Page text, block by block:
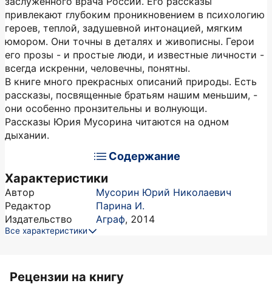
привлекают глубоким проникновением в психологию
героев, теплой, задушевной интонацией, мягким
юмором. Они точны в деталях и живописны. Герои
его прозы - и простые люди, и известные личности -
всегда искренни, человечны, понятны.
В книге много прекрасных описаний природы. Есть
рассказы, посвященные братьям нашим меньшим, -
они особенно пронзительны и волнующи.
Рассказы Юрия Мусорина читаются на одном
дыхании.
Содержание
Характеристики
Автор
Мусорин Юрий Николаевич
Редактор
Парина И.
Издательство
Аграф, 2014
Все характеристики
Рецензии на книгу